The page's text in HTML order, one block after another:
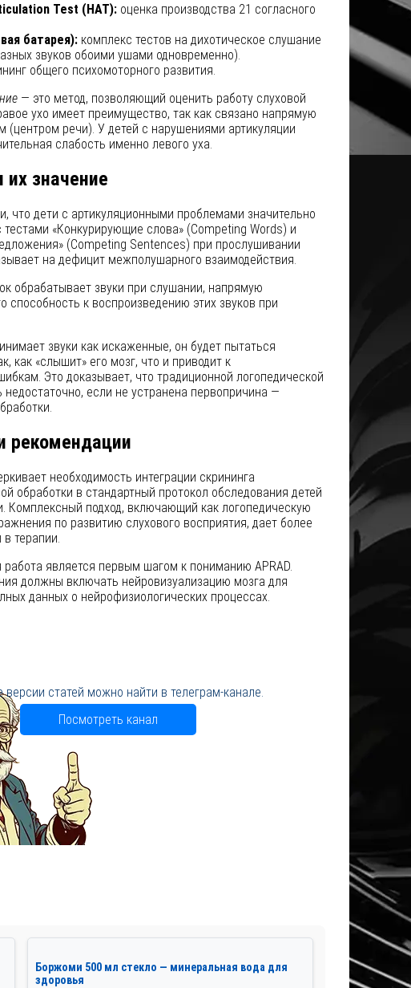
Test (HAT):оценка производства 21 согласного
батарея):комплекс тестов на дихотическое слушание
звуков обоими ушами одновременно).
общего психомоторного развития.
— это метод, позволяющий оценить работу слуховой
ухо имеет преимущество, так как связано напрямую
(центром речи). У детей с нарушениями артикуляции
слабость именно левого уха.
их значение
что дети с артикуляционными проблемами значительно
«Конкурирующие слова» (Competing Words) и
(Competing Sentences) при прослушивании
на дефицит межполушарного взаимодействия.
обрабатывает звуки при слушании, напрямую
способность к воспроизведению этих звуков при
звуки как искаженные, он будет пытаться
как «слышит» его мозг, что и приводит к
Это доказывает, что традиционной логопедической
если не устранена первопричина —
рекомендации
необходимость интеграции скрининга
обработки в стандартный протокол обследования детей
Комплексный подход, включающий как логопедическую
по развитию слухового восприятия, дает более
терапии.
является первым шагом к пониманию APRAD.
должны включать нейровизуализацию мозга для
данных о нейрофизиологических процессах.
версии статей можно найти в телеграм-канале.
Посмотреть канал
Боржоми 500 мл стекло — минеральная вода для
здоровья